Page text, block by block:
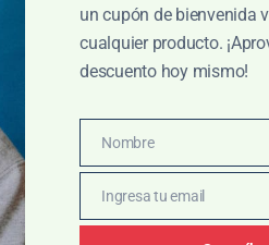
un cupón de bienvenida
cualquier producto.
descuento hoy mismo!
Nombre
Nombre
Email
Ingresa tu email